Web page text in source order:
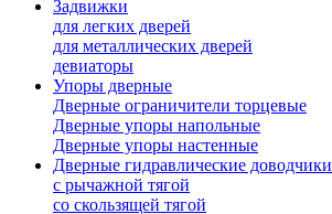
Задвижки
для легких дверей
для металлических дверей
девиаторы
Упоры дверные
Дверные ограничители торцевые
Дверные упоры напольные
Дверные упоры настенные
Дверные гидравлические доводчики
с рычажной тягой
со скользящей тягой